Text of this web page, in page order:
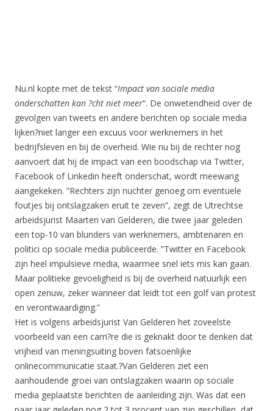
Nu.nl kopte met de tekst “Impact van sociale media
onderschatten kan ?cht niet meer“. De onwetendheid over de
gevolgen van tweets en andere berichten op sociale media
lijken?niet langer een excuus voor werknemers in het
bedrijfsleven en bij de overheid. Wie nu bij de rechter nog
aanvoert dat hij de impact van een boodschap via Twitter,
Facebook of Linkedin heeft onderschat, wordt meewarig
aangekeken. ”Rechters zijn nuchter genoeg om eventuele
foutjes bij ontslagzaken eruit te zeven”, zegt de Utrechtse
arbeidsjurist Maarten van Gelderen, die twee jaar geleden
een top-10 van blunders van werknemers, ambtenaren en
politici op sociale media publiceerde. ”Twitter en Facebook
zijn heel impulsieve media, waarmee snel iets mis kan gaan.
Maar politieke gevoeligheid is bij de overheid natuurlijk een
open zenuw, zeker wanneer dat leidt tot een golf van protest
en verontwaardiging.”
Het is volgens arbeidsjurist Van Gelderen het zoveelste
voorbeeld van een carri?re die is geknakt door te denken dat
vrijheid van meningsuiting boven fatsoenlijke
onlinecommunicatie staat.?Van Gelderen ziet een
aanhoudende groei van ontslagzaken waarin op sociale
media geplaatste berichten de aanleiding zijn. Was dat een